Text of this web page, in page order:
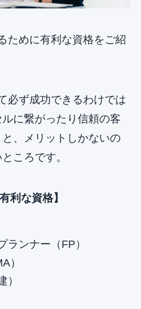
ために有利な資格をご紹
必ず成功できるわけでは
に繋がったり信頼の客
、メリットしかないの
ころです。
利な資格】
ランナー（FP）
）
）